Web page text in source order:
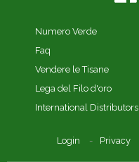
Numero Verde
Faq
Vendere le Tisane
Lega del Filo d'oro
International Distributors
Login Privacy